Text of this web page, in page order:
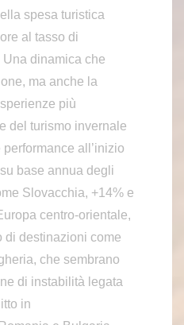
spesa turistica
al tasso di
dinamica che
ma anche la
più
del turismo invernale
all’inizio
base annua degli
Slovacchia, +14% e
centro-orientale,
di destinazioni come
che sembrano
di instabilità legata
in